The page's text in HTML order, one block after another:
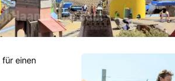
für einen